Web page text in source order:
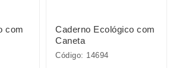
com
Caderno Ecológico com
Caneta
Código: 14694